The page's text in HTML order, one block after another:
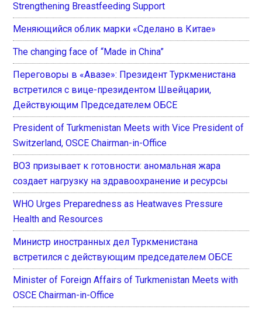
Strengthening Breastfeeding Support
Меняющийся облик марки «Сделано в Китае»
The changing face of “Made in China”
Переговоры в «Авазе»: Президент Туркменистана
встретился с вице-президентом Швейцарии,
Действующим Председателем ОБСЕ
President of Turkmenistan Meets with Vice President of
Switzerland, OSCE Chairman-in-Office
ВОЗ призывает к готовности: аномальная жара
создает нагрузку на здравоохранение и ресурсы
WHO Urges Preparedness as Heatwaves Pressure
Health and Resources
Министр иностранных дел Туркменистана
встретился с действующим председателем ОБСЕ
Minister of Foreign Affairs of Turkmenistan Meets with
OSCE Chairman-in-Office